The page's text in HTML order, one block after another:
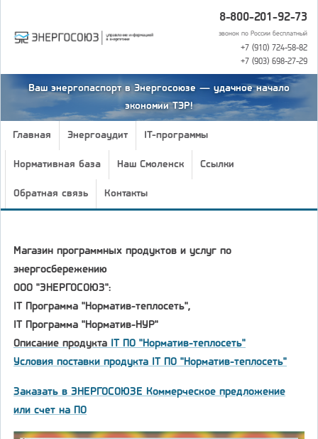
8-800-201-92-73
звонок по России бесплатный
+7 (910) 724-58-82
+7 (903) 698-27-29
Ваш энергопаспорт в Энергосоюзе — удачное начало
экономии ТЭР!
Главная Энергоаудит IT-программы
Нормативная база Наш Смоленск Ссылки
Обратная связь Контакты
Магазин программных продуктов и услуг по
энергосбережению
ООО "ЭНЕРГОСОЮЗ":
IT Программа "Норматив-теплосеть",
IT Программа "Норматив-НУР"
Описание продукта IT ПО "Норматив-теплосеть"
Условия поставки продукта IT ПО "Норматив-теплосеть"
Заказать в ЭНЕРГОСОЮЗЕ Коммерческое предложение
или счет на ПО